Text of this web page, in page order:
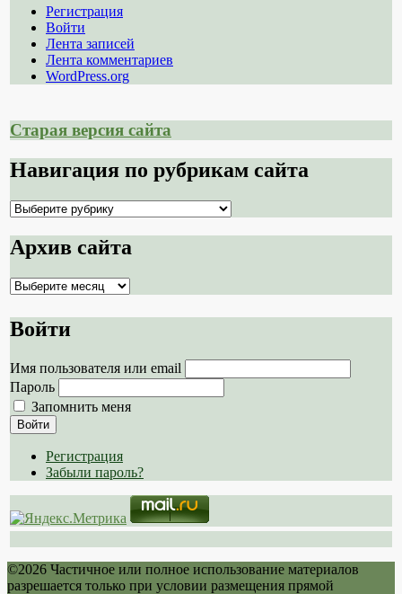
Регистрация
Войти
Лента записей
Лента комментариев
WordPress.org
Старая версия сайта
Навигация по рубрикам сайта
Навигация
рубрикам
сайта
Архив сайта
Архив
Войти
Имя пользователя или email
Пароль
Запомнить меня
Войти
Регистрация
Забыли пароль?
©2026 Частичное или полное использование материалов
разрешается только при условии размещения прямой